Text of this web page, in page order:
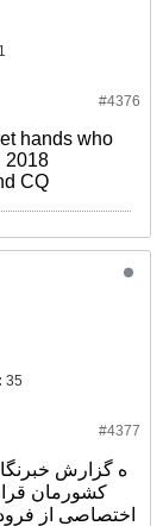
1
#4376
hands who
2018
CQ
35
#4377
ه گزارش
اختصاصی از